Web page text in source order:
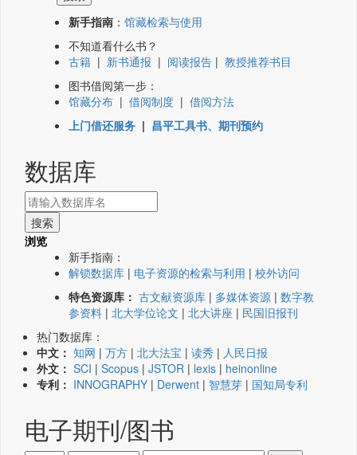
新手指南 ： 馆藏检索与使用
不知道看什么书？
古籍 | 新书通报 | 阅读报告 | 教授推荐书目
图书借阅第一步：
馆藏分布 | 借阅制度 | 借阅方法
上门借还服务 | 昌平工具书、期刊预约
数据库
浏览
新手指南：
解锁数据库 | 电子资源的检索与利用 | 校外访问
特色资源库： 古文献资源库 | 多媒体资源 | 数字教
参资料 | 北大学位论文 | 北大讲座 | 民国旧报刊
热门数据库：
中文： 知网 | 万方 | 北大法宝 | 读秀 | 人民日报
外文： SCI | Scopus | JSTOR | lexis | heinonline
专利： INNOGRAPHY | Derwent | 智慧芽 | 国知局专利
电子期刊/图书